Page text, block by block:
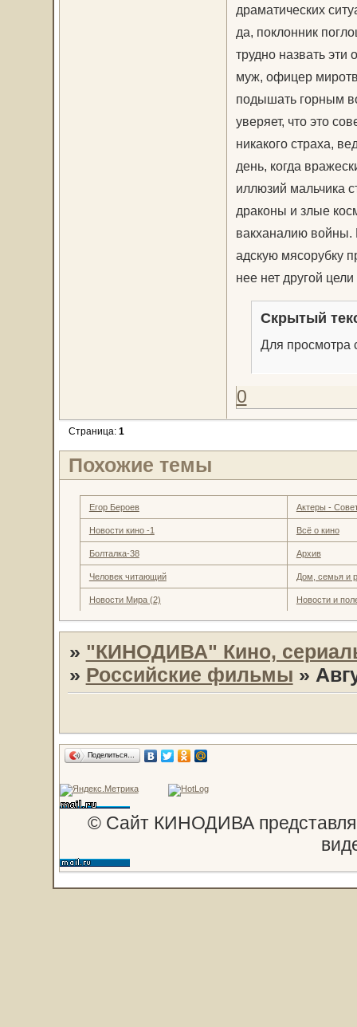
драматических
да, поклонник
трудно назвать эти
муж, офицер
подышать горным
уверяет, что это
никакого страха,
день, когда
иллюзий мальчика
драконы и злые
вакханалию войны.
адскую мясорубку
нее нет другой цели
Скрытый
Для просмотра
0
Страница: 1
Похожие темы
Егор Бероев Актеры -
Новости кино -1 Всё о кино
Болталка-38 Архив
Человек читающий Дом, семья и
Новости Мира (2) Новости и
» "КИНОДИВА" Кино,
» Российские фильмы »
Поделиться…
© Сайт КИНОДИВА